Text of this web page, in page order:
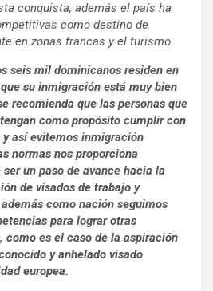
conquista, además el país ha
como destino de
en zonas francas y el turismo.
seis mil dominicanos residen en
su inmigración está muy bien
recomienda que las personas que
como propósito cumplir con
así evitemos inmigración
normas nos proporciona
un paso de avance hacia la
de visados de trabajo y
como nación seguimos
para lograr otras
como es el caso de la aspiración
y anhelado visado
europea.